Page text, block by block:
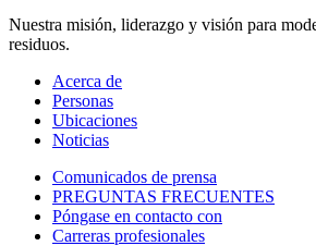
Nuestra misión, liderazgo y visión para
residuos.
Acerca de
Personas
Ubicaciones
Noticias
Comunicados de prensa
PREGUNTAS FRECUENTES
Póngase en contacto con
Carreras profesionales